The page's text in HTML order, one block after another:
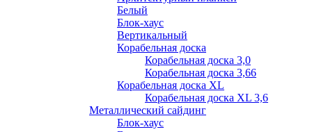
Белый
Блок-хаус
Вертикальный
Корабельная доска
Корабельная доска 3,0
Корабельная доска 3,66
Корабельная доска XL
Корабельная доска XL 3,6
Металлический сайдинг
Блок-хаус